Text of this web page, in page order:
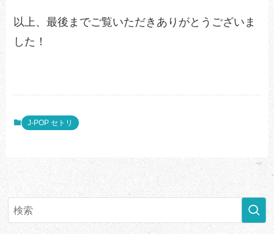
以上、最後までご覧いただきありがとうございま
した！
J-POP セトリ